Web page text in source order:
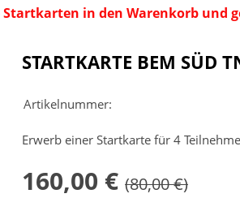
in den Warenkorb und
STARTKARTE BEM SÜD
Artikelnummer:
Erwerb einer Startkarte für 4
160,00 € (80,00 €)